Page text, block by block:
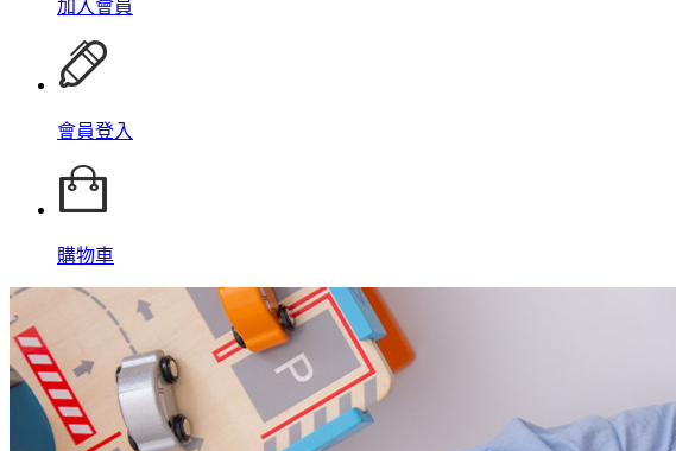
加入會員
會員登入
購物車